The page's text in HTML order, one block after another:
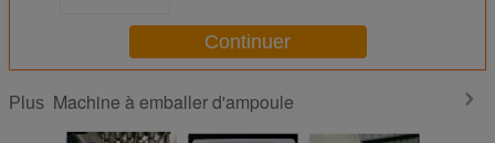
Continuer
Plus Machine à emballer d'ampoule